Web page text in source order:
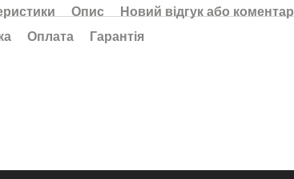
Опис
Новий відгук або коментар
Оплата Гарантія